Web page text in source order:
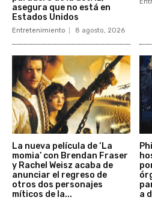
asegura que no está en
Estados Unidos
Entretenimiento 8 agosto, 2026
La nueva película de ‘La
momia’ con Brendan Fraser
y Rachel Weisz acaba de
anunciar el regreso de
otros dos personajes
míticos de la...
a